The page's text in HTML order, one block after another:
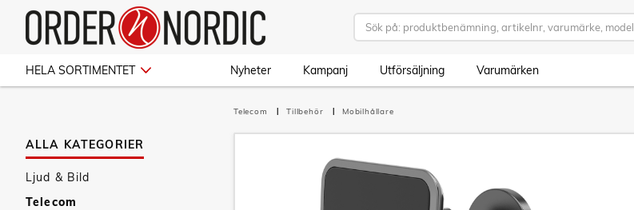
HELA SORTIMENTET Nyheter Kampanj Utförsäljning Varumärken
ALLA KATEGORIER
Ljud & Bild
Telecom
Telecom Tillbehör Mobilhållare